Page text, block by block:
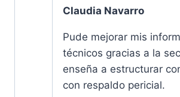
Claudia Navarro
Pude mejorar mis
técnicos gracias a la
enseña a estructurar
con respaldo pericial.